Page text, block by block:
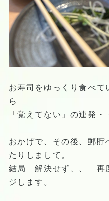
お寿司をゆっくり食べて
ら
「覚えてない」の連発・
おかげで、その後、郵貯
たりしまして。
結局 解決せず、、 再
ジします。